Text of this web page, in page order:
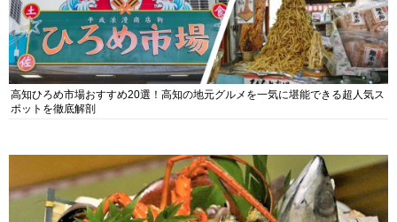
高知ひろめ市場おすすめ20選！高知の地元グルメを一気に堪能できる超人気ス
ポットを徹底解剖